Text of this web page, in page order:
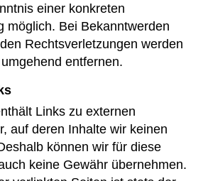
einer konkreten
möglich. Bei Bekanntwerden
Rechtsverletzungen werden
entfernen.
Links zu externen
auf deren Inhalte wir keinen
können wir für diese
keine Gewähr übernehmen.